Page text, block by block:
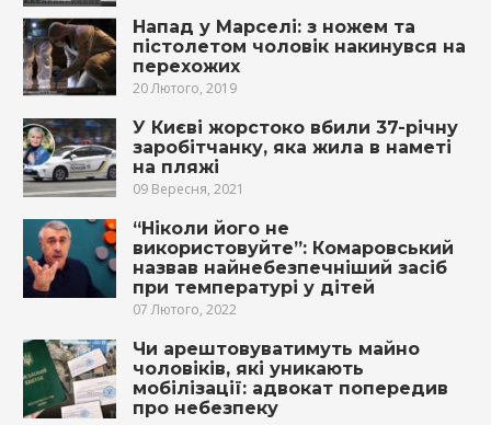
Напад у Марселі: з ножем та
пістолетом чоловік накинувся на
перехожих
20 Лютого, 2019
У Києві жорстоко вбили 37-річну
заробітчанку, яка жила в наметі
на пляжі
09 Вересня, 2021
“Ніколи його не
використовуйте”: Комаровський
назвав найнебезпечніший засіб
при температурі у дітей
07 Лютого, 2022
Чи арештовуватимуть майно
чоловіків, які уникають
мобілізації: адвокат попередив
про небезпеку